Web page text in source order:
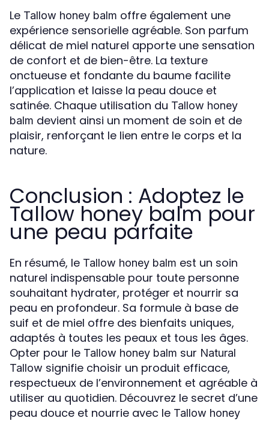
Le Tallow honey balm offre également une
expérience sensorielle agréable. Son parfum
délicat de miel naturel apporte une sensation
de confort et de bien-être. La texture
onctueuse et fondante du baume facilite
l’application et laisse la peau douce et
satinée. Chaque utilisation du Tallow honey
balm devient ainsi un moment de soin et de
plaisir, renforçant le lien entre le corps et la
nature.
Conclusion : Adoptez le
Tallow honey balm pour
une peau parfaite
En résumé, le Tallow honey balm est un soin
naturel indispensable pour toute personne
souhaitant hydrater, protéger et nourrir sa
peau en profondeur. Sa formule à base de
suif et de miel offre des bienfaits uniques,
adaptés à toutes les peaux et tous les âges.
Opter pour le Tallow honey balm sur Natural
Tallow signifie choisir un produit efficace,
respectueux de l’environnement et agréable à
utiliser au quotidien. Découvrez le secret d’une
peau douce et nourrie avec le Tallow honey